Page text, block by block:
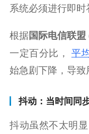
系统必须进行即时
根据国际电信联盟
一定百分比， 平
始急剧下降，导致
抖动：当时间同
抖动虽然不太明